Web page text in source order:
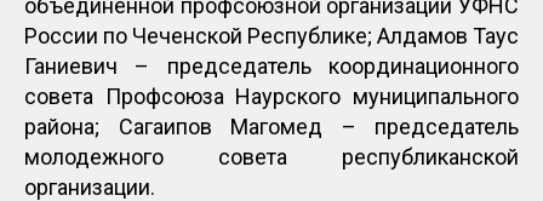
объединенной профсоюзной организации УФНС
России по Чеченской Республике; Алдамов Таус
Ганиевич – председатель координационного
совета Профсоюза Наурского муниципального
района; Сагаипов Магомед – председатель
молодежного совета республиканской
организации.